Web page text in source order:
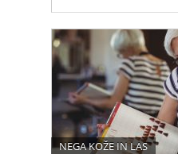
NEGA KOŽE IN LAS